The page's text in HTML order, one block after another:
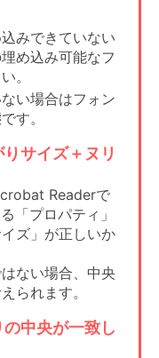
WORD2007以降
は埋め込み不可
の場合、
ソフトによって
ります。
定できる場合も
あります。
ソフトによって
はない場合があ
ります。
みできていない
め込み可能なフ
。
い場合はフォン
す。
りサイズ＋ヌリ
Readerで
「プロパティ」
ズ」が正しいか
ない場合、中央
られます。
の中央が一致し